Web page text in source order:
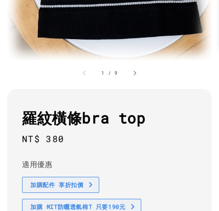
1 /9
羅紋橫條bra top
Regular
NT$ 380
適用優惠
加購配件 享折扣價
加購 MIT防曬透氣棉T 只要190元